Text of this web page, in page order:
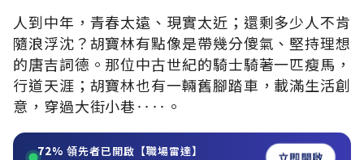
人到中年，青春太遠、現實太近；還剩多少人不肯
隨浪浮沈？胡寶林有點像是帶幾分傻氣、堅持理想
的唐吉詞德。那位中古世紀的騎士騎著一匹瘦馬，
行道天涯；胡寶林也有一輛舊腳踏車，載滿生活創
意，穿過大街小巷‥‥。
72% 領先者已開啟【職場雷達】